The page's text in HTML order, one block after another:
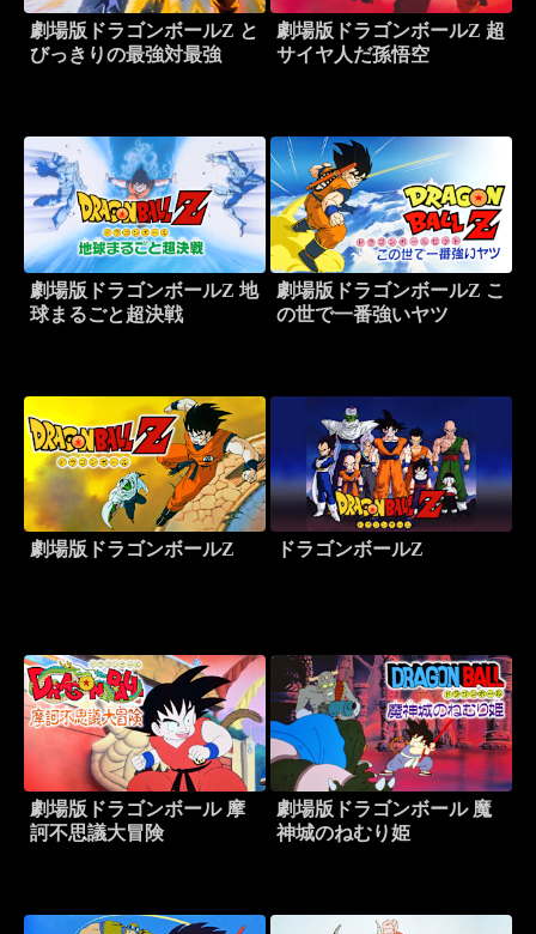
劇場版ドラゴンボールZ と
びっきりの最強対最強
劇場版ドラゴンボールZ 超
サイヤ人だ孫悟空
劇場版ドラゴンボールZ 地
球まるごと超決戦
劇場版ドラゴンボールZ こ
の世で一番強いヤツ
劇場版ドラゴンボールZ ドラゴンボールZ
劇場版ドラゴンボール 摩
訶不思議大冒険
劇場版ドラゴンボール 魔
神城のねむり姫